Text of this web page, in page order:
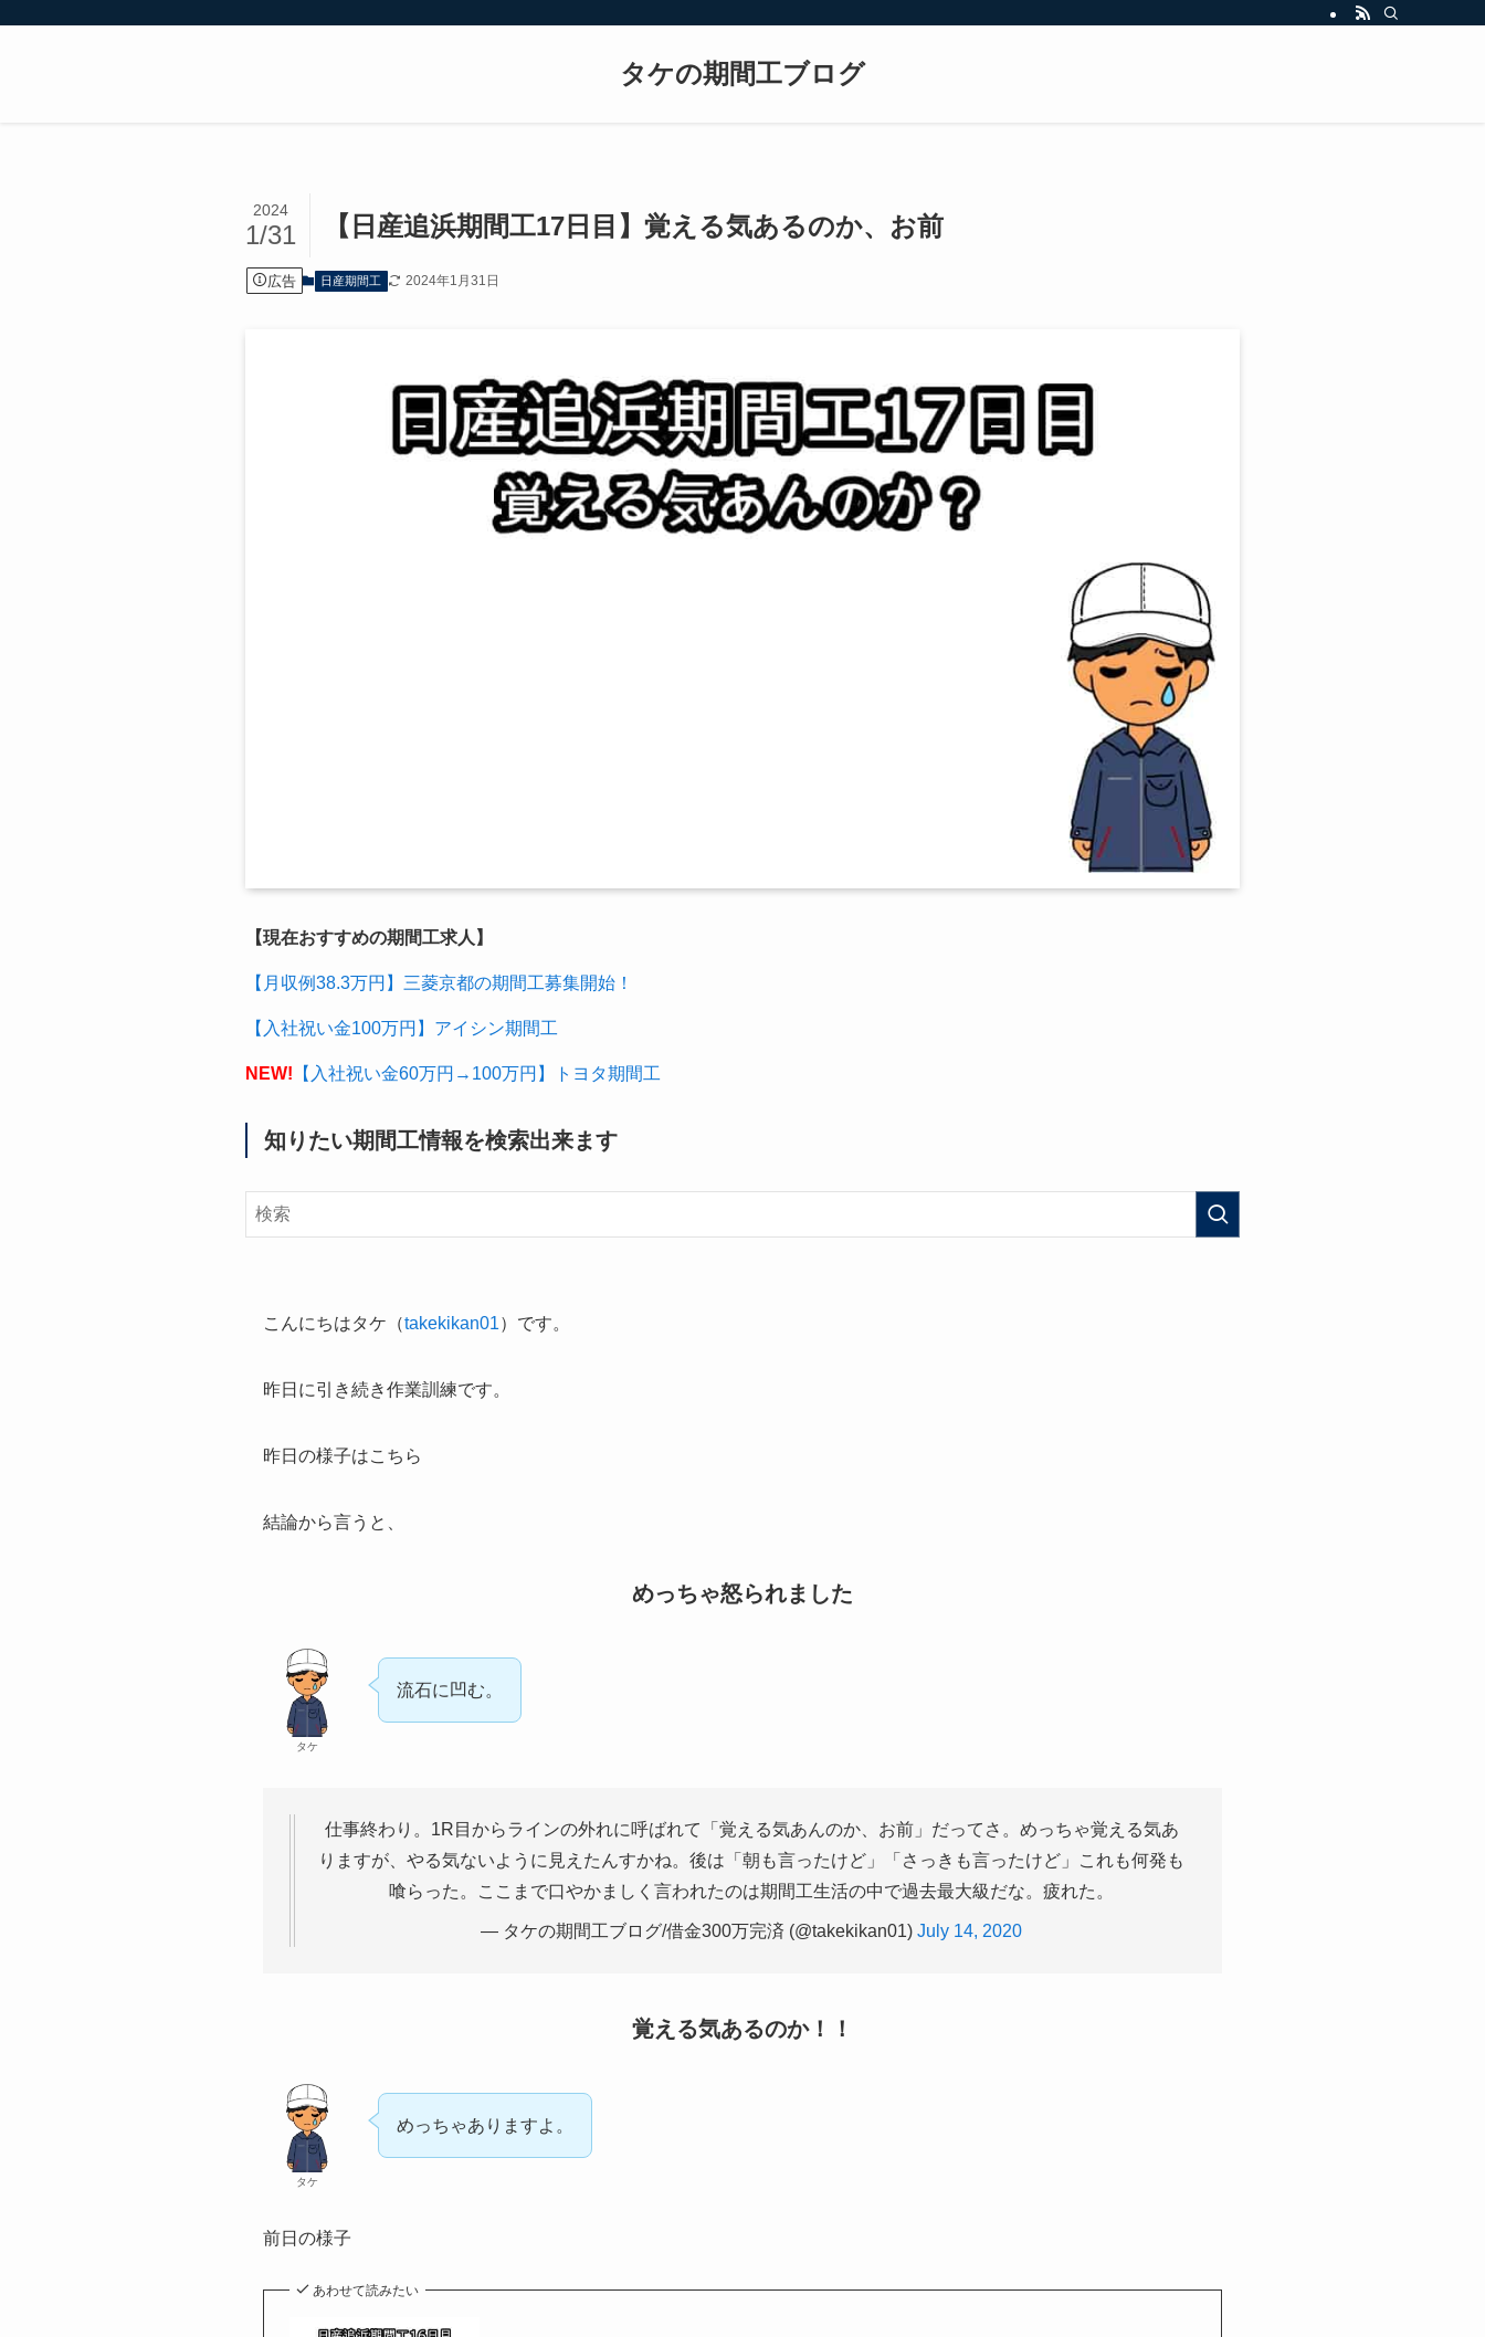
タケの期間工ブログ
【日産追浜期間工17日目】覚える気あるのか、お前
2024
1/31
広告 日産期間工 2024年1月31日
【現在おすすめの期間工求人】
【月収例38.3万円】三菱京都の期間工募集開始！
【入社祝い金100万円】アイシン期間工
NEW! 【入社祝い金60万円→100万円】トヨタ期間工
知りたい期間工情報を検索出来ます
こんにちはタケ（takekikan01）です。
昨日に引き続き作業訓練です。
昨日の様子はこちら
結論から言うと、
めっちゃ怒られました
タケ
流石に凹む。
仕事終わり。1R目からラインの外れに呼ばれて「覚える気あんのか、お前」だってさ。めっちゃ覚える気あ
りますが、やる気ないように見えたんすかね。後は「朝も言ったけど」「さっきも言ったけど」これも何発も
喰らった。ここまで口やかましく言われたのは期間工生活の中で過去最大級だな。疲れた。
— タケの期間工ブログ/借金300万完済 (@takekikan01) July 14, 2020
覚える気あるのか！！
タケ
めっちゃありますよ。
前日の様子
あわせて読みたい